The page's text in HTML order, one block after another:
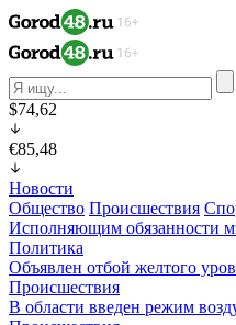
$74,62
€85,48
Новости
Общество Происшествия
Исполняющим обязанности
Политика
Объявлен отбой желтого
Происшествия
В области введен режим